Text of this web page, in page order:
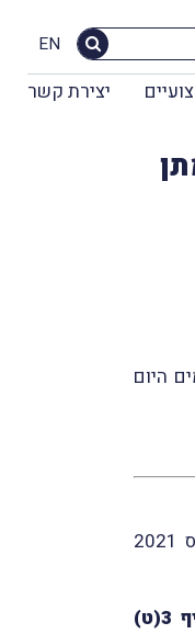
EN
יצירת קשר
מתן
היום
, לפיה שיעור הריבית בשנת-המס 2021
סעיף 3(ט)